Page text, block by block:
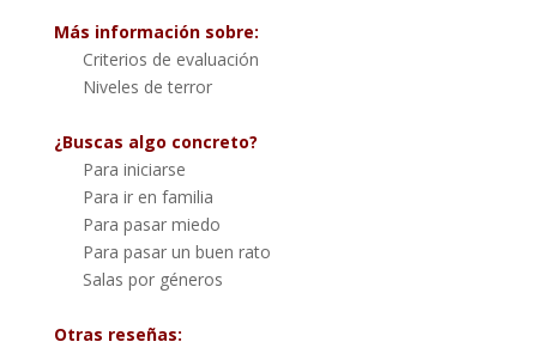
Más información sobre:
Criterios de evaluación
Niveles de terror
¿Buscas algo concreto?
Para iniciarse
Para ir en familia
Para pasar miedo
Para pasar un buen rato
Salas por géneros
Otras reseñas: